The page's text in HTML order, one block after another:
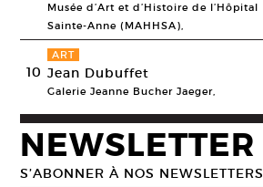
Musée d’Art et d’Histoire de l’Hôpital
Sainte-Anne (MAHHSA),
10
ART
Jean Dubuffet
Galerie Jeanne Bucher Jaeger,
NEWSLETTER
S’ABONNER À NOS NEWSLETTERS